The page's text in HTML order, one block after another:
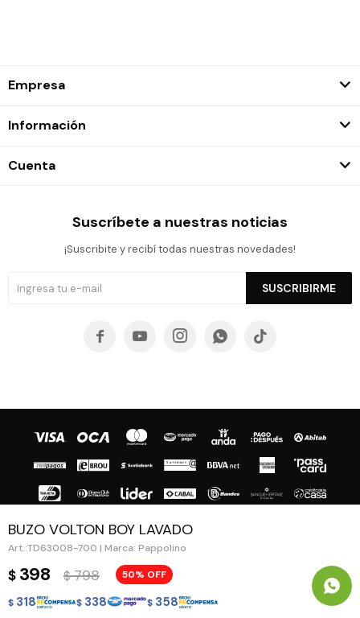
BUZO VOLTON BOY LAVADO
TD63008-700 | Marca: Pappolino
$ 398 $ 798 50
$ 318 $ 338 $ 358
Empresa
Información
Cuenta
Suscríbete a nuestras noticias
¡Suscribite y recibí todas nuestras novedades!
SUSCRIBIRME
    